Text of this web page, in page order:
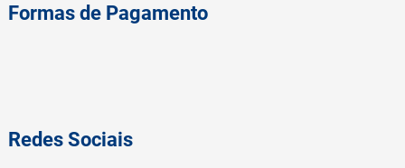
Redes Sociais
Formas de Pagamento